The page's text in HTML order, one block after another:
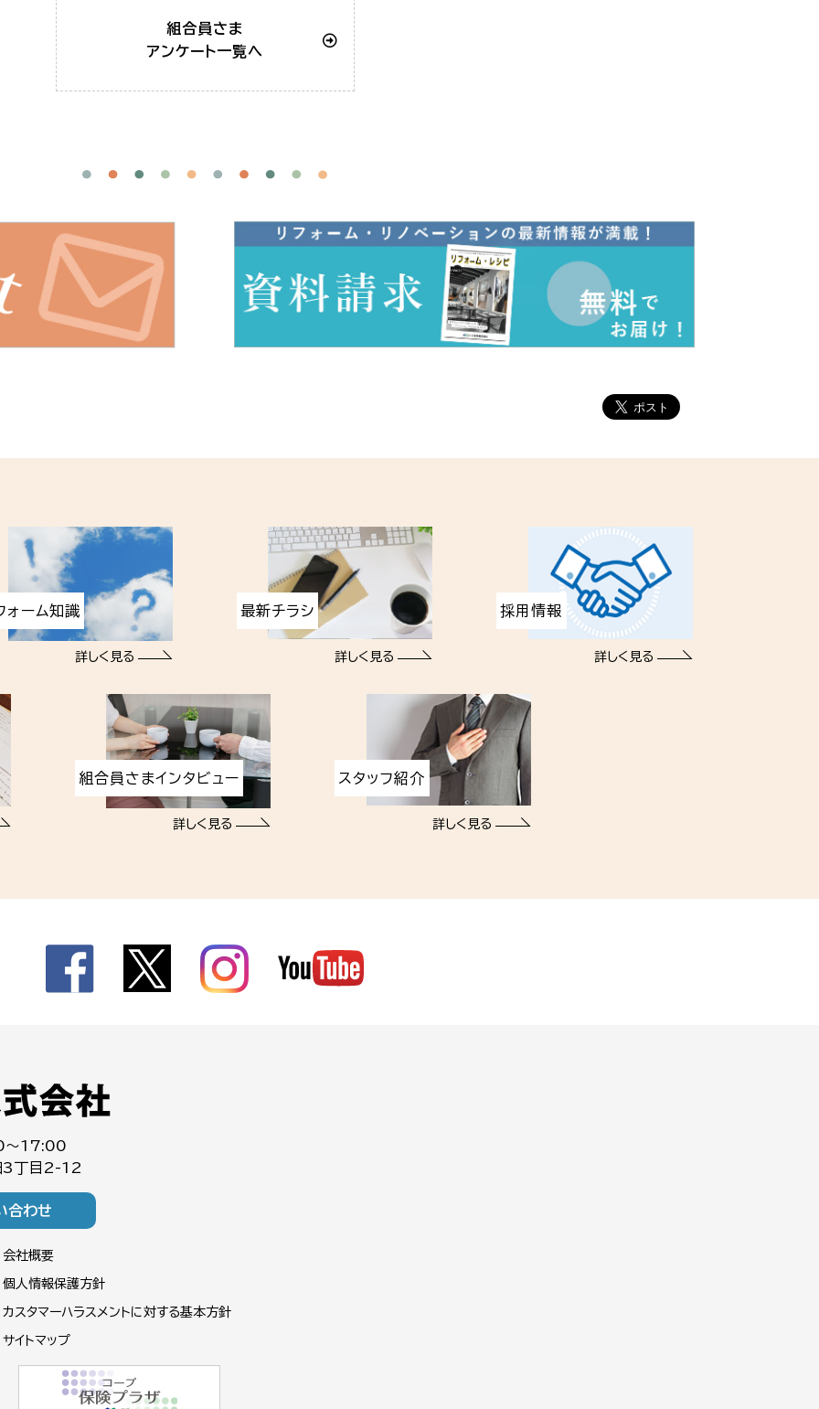
組合員さま
アンケート一覧へ
ォーム知識
詳しく見る
最新チラシ
詳しく見る
採用情報
詳しく見る
組合員さまインタビュー
詳しく見る
スタッフ紹介
詳しく見る
～17:00
3丁目2-12
合わせ
会社概要
個人情報保護方針
カスタマーハラスメントに対する基本方針
サイトマップ